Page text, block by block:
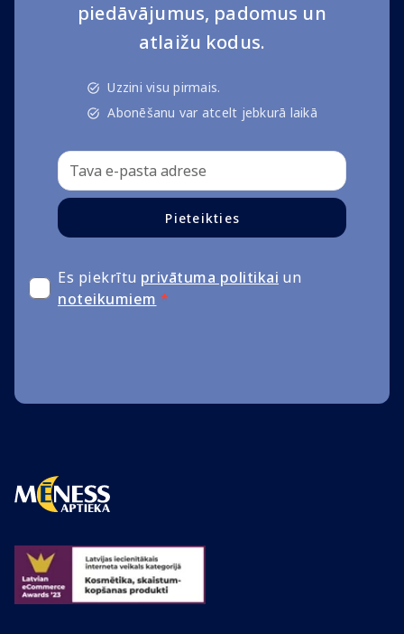
piedāvājumus, padomus un
atlaižu kodus.
Uzzini visu pirmais.
Abonēšanu var atcelt jebkurā laikā
Pieteikties
Es piekrītu privātuma politikai un
noteikumiem *